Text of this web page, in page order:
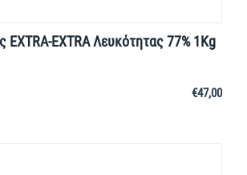
EXTRA Λευκότητας 77% 1Kg
€47,00